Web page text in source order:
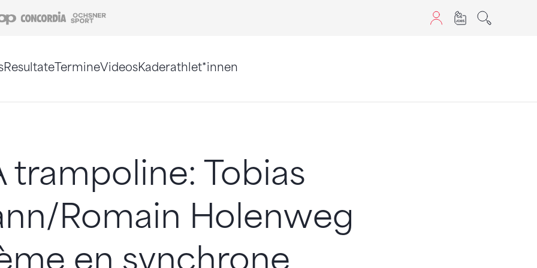
Coop Concordia
ResultateTermineVideosKaderathlet*innen
trampoline: Tobias
Romain Holenweg
en synchrone